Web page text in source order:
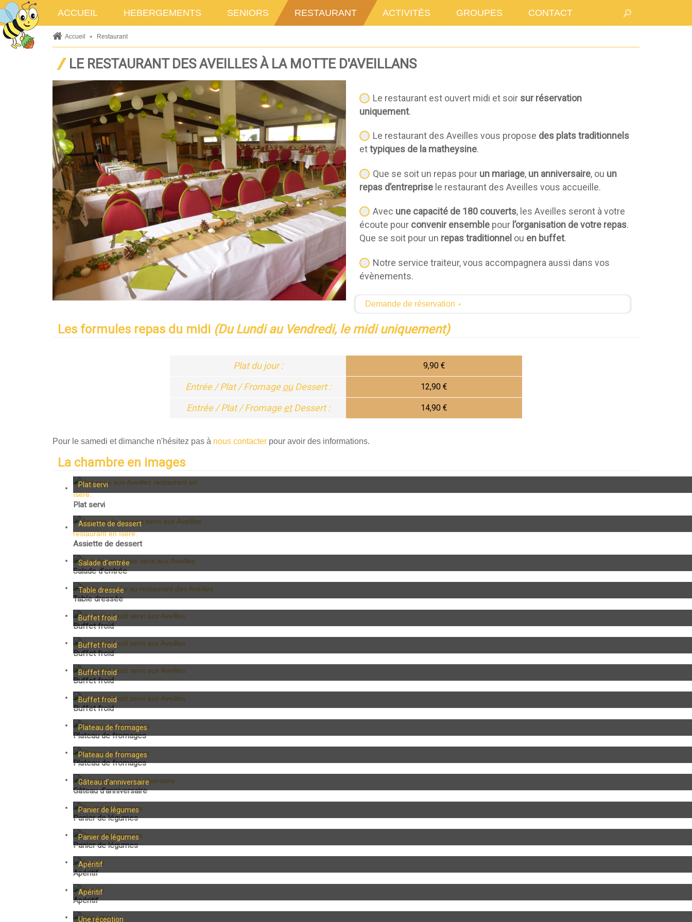
ACCUEIL HEBERGEMENTS SENIORS RESTAURANT ACTIVITÉS GROUPES CONTACT
Accueil Restaurant
LE RESTAURANT DES AVEILLES À LA MOTTE D'AVEILLANS
Le restaurant est ouvert midi et soir sur réservation
uniquement.
Le restaurant des Aveilles vous propose des plats traditionnels
ettypiques de la matheysine.
Que se soit un repas pour un mariage, un anniversaire, ou un
repas d’entreprisele restaurant des Aveilles vous accueille.
Avec une capacité de 180 couverts, les Aveilles seront à votre
écoute pour convenir ensemblepour l’organisation de votre repas.
Que se soit pour un repas traditionnel ou en buffet.
Notre service traiteur, vous accompagnera aussi dans vos
évènements.
Demande de réservation
Les formules repas du midi (Du Lundi au Vendredi, le midi uniquement)
Plat du jour :
Entrée / Plat / FromageouDessert :
Entrée / Plat / FromageetDessert :
9,90 €
12,90 €
14,90 €
Pour le samedi et dimanche n'hésitez pas à nous contacter pour avoir des informations.
La chambre en images
Plat servi
Plat servi
Assiette de dessert
Assiette de dessert
Salade d'entrée
Salade d'entrée
Table dressée
Table dressée
Buffet froid
Buffet froid
Buffet froid
Buffet froid
Buffet froid
Buffet froid
Buffet froid
Buffet froid
Plateau de fromages
Plateau de fromages
Plateau de fromages
Plateau de fromages
Gâteau d'anniversaire
Gâteau d'anniversaire
Panier de légumes
Panier de légumes
Panier de légumes
Panier de légumes
Apéritif
Apéritif
Apéritif
Apéritif
Une réception